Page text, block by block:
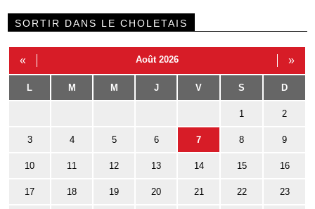
SORTIR DANS LE CHOLETAIS
« Août 2026 »
L M M J V S D
1 2
3 4 5 6 7 8 9
10 11 12 13 14 15 16
17 18 19 20 21 22 23